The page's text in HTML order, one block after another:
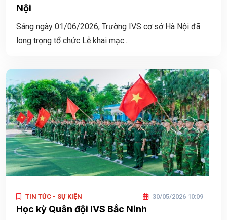
Nội
Sáng ngày 01/06/2026, Trường IVS cơ sở Hà Nội đã
long trọng tổ chức Lễ khai mạc...
TIN TỨC - SỰ KIỆN 30/05/2026 10:09
Học kỳ Quân đội IVS Bắc Ninh